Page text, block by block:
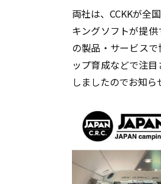
両社は、CCKKが全
キングソフトが提
の製品・サービス
ップ育成などで注
しましたのでお知ら